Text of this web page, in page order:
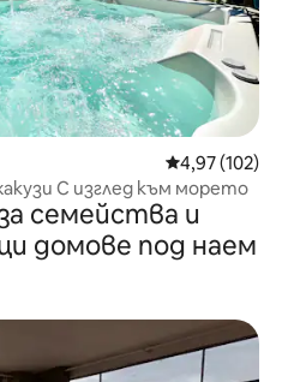
Средна
4,97 (102)
С изглед към морето
семейства и
домове под наем
гостите